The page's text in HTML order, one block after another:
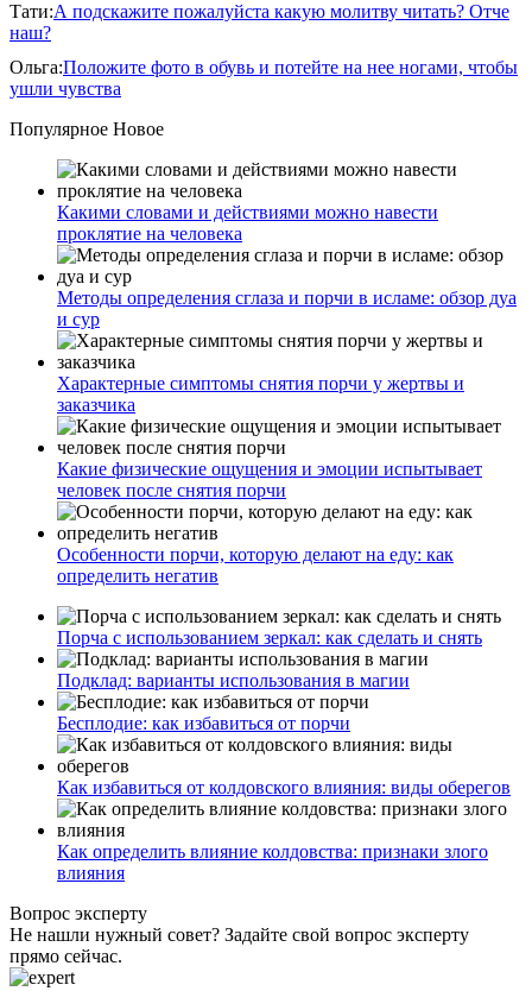
Тати:А подскажите пожалуйста какую молитву читать? Отче
наш?
Ольга:Положите фото в обувь и потейте на нее ногами, чтобы
ушли чувства
Популярное Новое
Какими словами и действиями можно навести
проклятие на человека
Методы определения сглаза и порчи в исламе: обзор дуа
и сур
Характерные симптомы снятия порчи у жертвы и
заказчика
Какие физические ощущения и эмоции испытывает
человек после снятия порчи
Особенности порчи, которую делают на еду: как
определить негатив
Порча с использованием зеркал: как сделать и снять
Подклад: варианты использования в магии
Бесплодие: как избавиться от порчи
Как избавиться от колдовского влияния: виды оберегов
Как определить влияние колдовства: признаки злого
влияния
Вопрос эксперту
Не нашли нужный совет? Задайте свой вопрос эксперту
прямо сейчас.